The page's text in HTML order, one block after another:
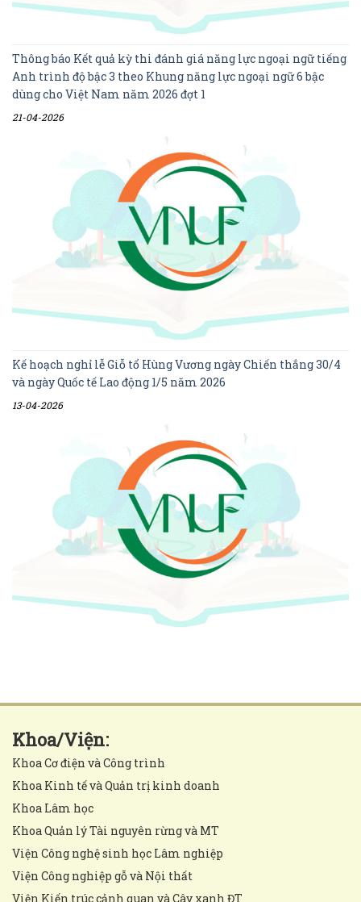
Thông báo Kết quả kỳ thi đánh giá năng lực ngoại ngữ tiếng
Anh trình độ bậc 3 theo Khung năng lực ngoại ngữ 6 bậc
dùng cho Việt Nam năm 2026 đợt 1
21-04-2026
Kế hoạch nghỉ lễ Giỗ tổ Hùng Vương ngày Chiến thắng 30/4
và ngày Quốc tế Lao động 1/5 năm 2026
13-04-2026
Khoa/Viện:
Khoa Cơ điện và Công trình
Khoa Kinh tế và Quản trị kinh doanh
Khoa Lâm học
Khoa Quản lý Tài nguyên rừng và MT
Viện Công nghệ sinh học Lâm nghiệp
Viện Công nghiệp gỗ và Nội thất
Viện Kiến trúc cảnh quan và Cây xanh ĐT